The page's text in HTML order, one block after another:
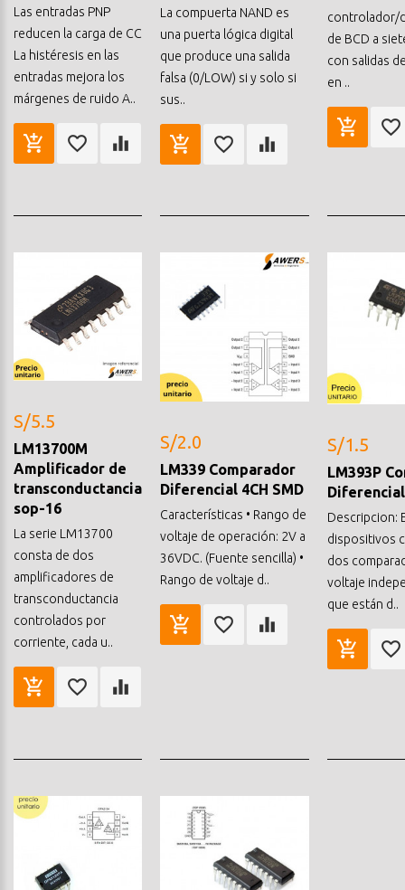
Las entradas PNP
reducen la carga de CC
La histéresis en las
entradas mejora los
márgenes de ruido A..
La compuerta NAND es
una puerta lógica digital
que produce una salida
falsa (0/LOW) si y solo si
sus..
controlador/
de BCD a
con salidas
en ..
S/5.5
LM13700M
Amplificador de
transconductancia
sop-16
La serie LM13700
consta de dos
amplificadores de
transconductancia
controlados por
corriente, cada u..
S/2.0
LM339 Comparador
Diferencial 4CH SMD
Características • Rango de
voltaje de operación: 2V a
36VDC. (Fuente sencilla) •
Rango de voltaje d..
S/1.5
LM393P
Descripcion:
dispositivos
dos
voltaje
que están d..